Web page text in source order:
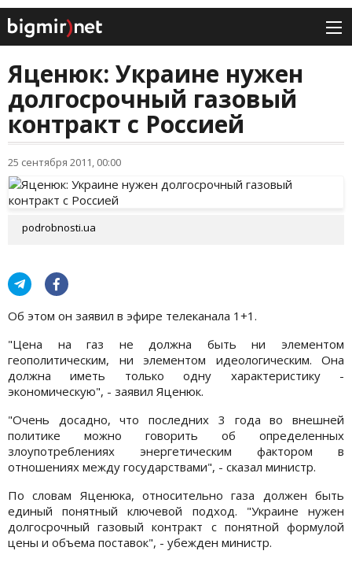
Яценюк: Украине нужен
долгосрочный газовый
контракт с Россией
25 сентября 2011, 00:00
podrobnosti.ua
Об этом он заявил в эфире телеканала 1+1.
"Цена на газ не должна быть ни элементом
геополитическим, ни элементом идеологическим. Она
должна иметь только одну характеристику -
экономическую", - заявил Яценюк.
"Очень досадно, что последних 3 года во внешней
политике можно говорить об определенных
злоупотреблениях энергетическим фактором в
отношениях между государствами", - сказал министр.
По словам Яценюка, относительно газа должен быть
единый понятный ключевой подход. "Украине нужен
долгосрочный газовый контракт с понятной формулой
цены и объема поставок", - убежден министр.